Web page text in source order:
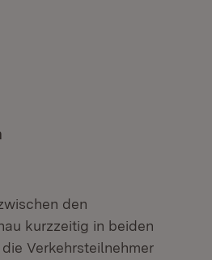
den
kurzzeitig in beiden
Verkehrsteilnehmer